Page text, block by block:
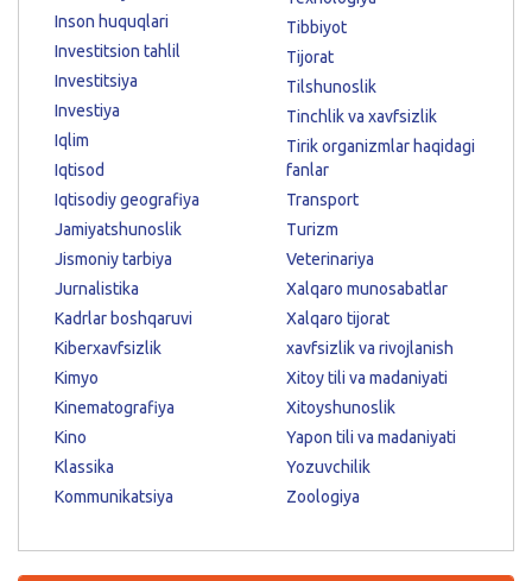
Inson huquqlari
Investitsion tahlil
Investitsiya
Investiya
Iqlim
Iqtisod
Iqtisodiy geografiya
Jamiyatshunoslik
Jismoniy tarbiya
Jurnalistika
Kadrlar boshqaruvi
Kiberxavfsizlik
Kimyo
Kinematografiya
Kino
Klassika
Kommunikatsiya
Tibbiyot
Tijorat
Tilshunoslik
Tinchlik va xavfsizlik
Tirik organizmlar haqidagi
fanlar
Transport
Turizm
Veterinariya
Xalqaro munosabatlar
Xalqaro tijorat
xavfsizlik va rivojlanish
Xitoy tili va madaniyati
Xitoyshunoslik
Yapon tili va madaniyati
Yozuvchilik
Zoologiya